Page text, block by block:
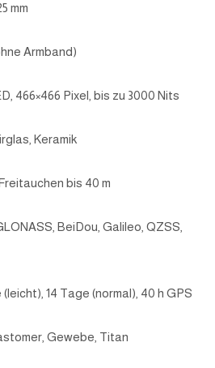
mm
Armband)
466×466 Pixel, bis zu 3000 Nits
Keramik
bis 40 m
BeiDou, Galileo, QZSS,
14 Tage (normal), 40 h GPS
Gewebe, Titan